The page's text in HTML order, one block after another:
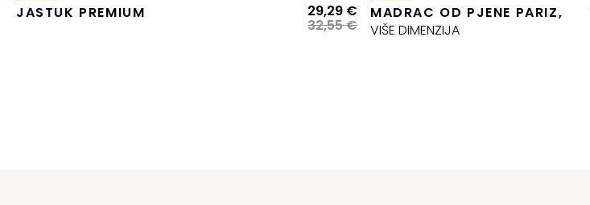
JASTUK PREMIUM
32,55€
Izvorna
cijena
bila
29,29 €Trenutna
cijena
MADRAC OD PJENE PARIZ,
VIŠE DIMENZIJA